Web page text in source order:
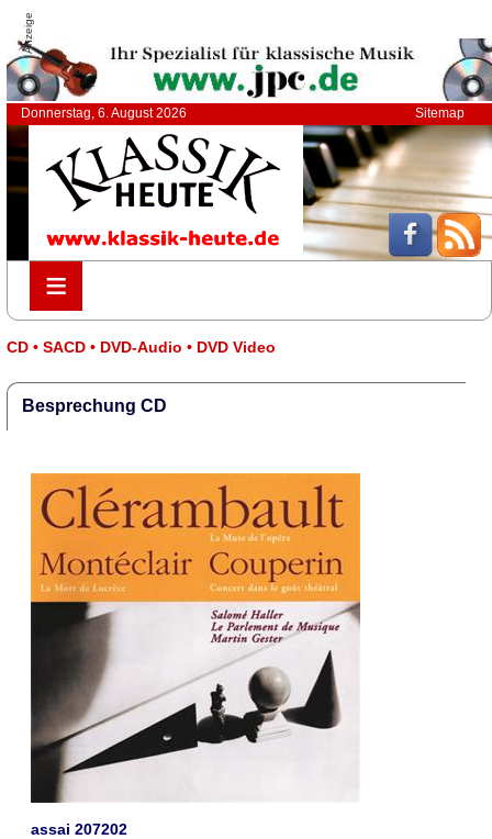
Anzeige
Donnerstag, 6. August 2026 Sitemap
≡
≡
CD • SACD • DVD-Audio • DVD Video
Besprechung CD
assai 207202